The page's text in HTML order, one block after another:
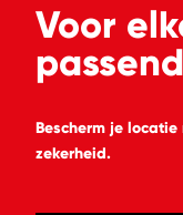
Voor
Bescherm je
zekerheid.